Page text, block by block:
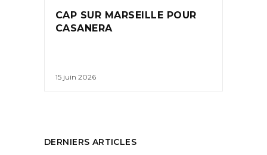
CAP SUR MARSEILLE POUR
CASANERA
15 juin 2026
DERNIERS ARTICLES